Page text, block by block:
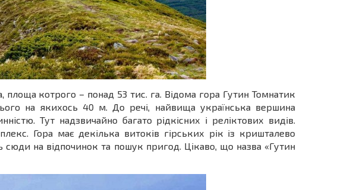
площа котрого – понад 53 тис. га. Відома гора Гутин Томнатик
на якихось 40 м. До речі, найвища українська вершина
Тут надзвичайно багато рідкісних і реліктових видів.
Гора має декілька витоків гірських рік із кришталево
на відпочинок та пошук пригод. Цікаво, що назва «Гутин